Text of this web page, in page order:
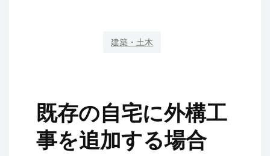
建築・土木
既存の自宅に外構工
事を追加する場合